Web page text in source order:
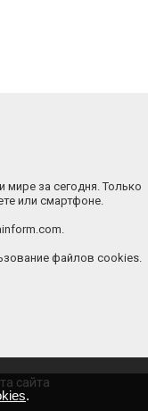
мире за сегодня. Только
или смартфоне.
файлов cookies.
сайта
.